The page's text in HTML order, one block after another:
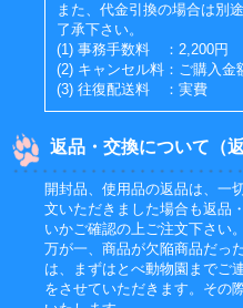
また、代金引換の場合は別
了承下さい。
(1) 事務手数料 ：2,200円
(2) キャンセル料：ご購入金
(3) 往復配送料 ：実費
返品・交換について（返
開封品、使用品の返品は、一
文いただきました場合も返品
いかご確認の上ご注文下さい。
万が一、商品が欠陥商品だっ
は、まずはとべ動物園までご
をさせていただきます。その